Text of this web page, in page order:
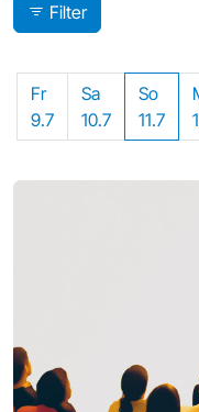
Filter
Fr
9.7
Sa
10.7
So
11.7